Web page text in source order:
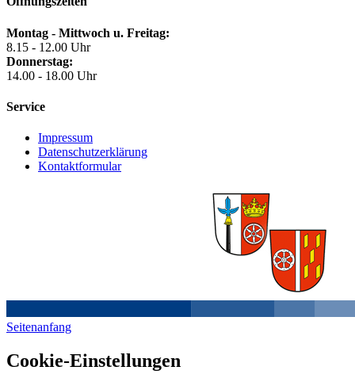
Montag - Mittwoch u. Freitag:
8.15 - 12.00 Uhr
Donnerstag:
14.00 - 18.00 Uhr
Service
Impressum
Datenschutzerklärung
Kontaktformular
Seitenanfang
Cookie-Einstellungen